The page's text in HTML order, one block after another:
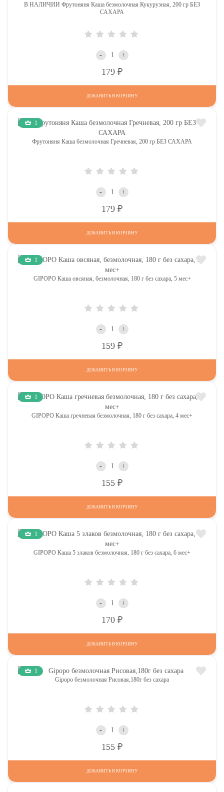
В НАЛИЧИИ Фрутоняня Каша безмолочная Кукурузная, 200 гр БЕЗ
САХАРА
- +
179
ДОБАВИТЬ В КОРЗИНУ
1
Фрутоняня Каша безмолочная Гречневая, 200 гр БЕЗ САХАРА
- +
179
ДОБАВИТЬ В КОРЗИНУ
1
GIPOPO Каша овсяная, безмолочная, 180 г без сахара, 5 мес+
- +
159
ДОБАВИТЬ В КОРЗИНУ
1
GIPOPO Каша гречневая безмолочная, 180 г без сахара, 4 мес+
- +
155
ДОБАВИТЬ В КОРЗИНУ
1
GIPOPO Каша 5 злаков безмолочная, 180 г без сахара, 6 мес+
- +
170
ДОБАВИТЬ В КОРЗИНУ
1
Gipopo безмолочная Рисовая,180г без сахара
- +
155
ДОБАВИТЬ В КОРЗИНУ